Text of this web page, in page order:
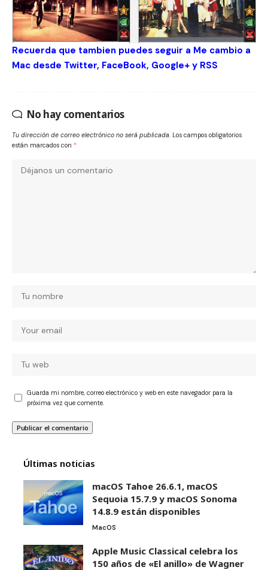
Recuerda que tambien puedes seguir a Me cambio a
Mac desde Twitter, FaceBook, Google+ y RSS
No hay comentarios
Tu dirección de correo electrónico no será publicada. Los campos obligatorios
están marcados con *
Guarda mi nombre, correo electrónico y web en este navegador para la
próxima vez que comente.
Últimas noticias
macOS Tahoe 26.6.1, macOS
Sequoia 15.7.9 y macOS Sonoma
14.8.9 están disponibles
MacOS
Apple Music Classical celebra los
150 años de «El anillo» de Wagner